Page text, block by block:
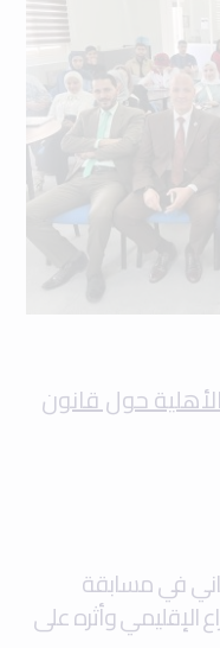
حول قانون
في مسابقة
الإقليمي وأثره على